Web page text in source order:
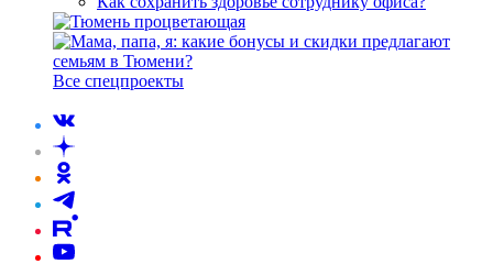
Все спецпроекты